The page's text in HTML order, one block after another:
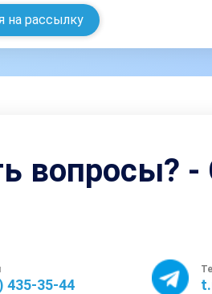
на рассылку
вопросы?
435-35-44